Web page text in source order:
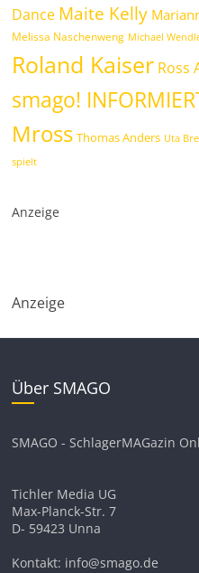
Dance Maite Kelly
Melissa Naschenweng Michael
Roland Kaiser Ross
smago!
Mross Thomas Anders Uta
spielt
Anzeige
Anzeige
Über SMAGO
SMAGO - SchlagerMAGazin
Tichler Media UG
Max-Planck-Str. 7
D- 59423 Unna
Kontakt: info@smago.de